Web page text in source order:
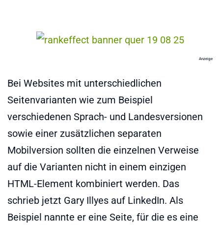
Anzeige
Bei Websites mit unterschiedlichen
Seitenvarianten wie zum Beispiel
verschiedenen Sprach- und Landesversionen
sowie einer zusätzlichen separaten
Mobilversion sollten die einzelnen Verweise
auf die Varianten nicht in einem einzigen
HTML-Element kombiniert werden. Das
schrieb jetzt Gary Illyes auf LinkedIn. Als
Beispiel nannte er eine Seite, für die es eine